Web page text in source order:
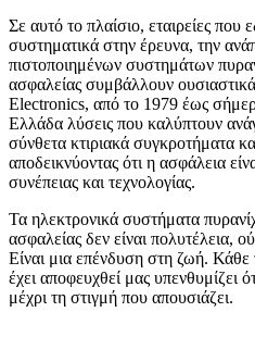
Σε αυτό το πλαίσιο, εταιρείες που
συστηματικά στην έρευνα, την
πιστοποιημένων συστημάτων
ασφαλείας συμβάλλουν
Electronics, από το 1979 έως
Ελλάδα λύσεις που καλύπτουν
σύνθετα κτιριακά συγκροτήματα
αποδεικνύοντας ότι η ασφάλεια
συνέπειας και τεχνολογίας.
Τα ηλεκτρονικά συστήματα
ασφαλείας δεν είναι πολυτέλεια,
Είναι μια επένδυση στη ζωή.
έχει αποφευχθεί μας υπενθυμίζει
μέχρι τη στιγμή που απουσιάζει.